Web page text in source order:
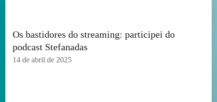
Os bastidores do streaming: participei do
podcast Stefanadas
14 de abril de 2025